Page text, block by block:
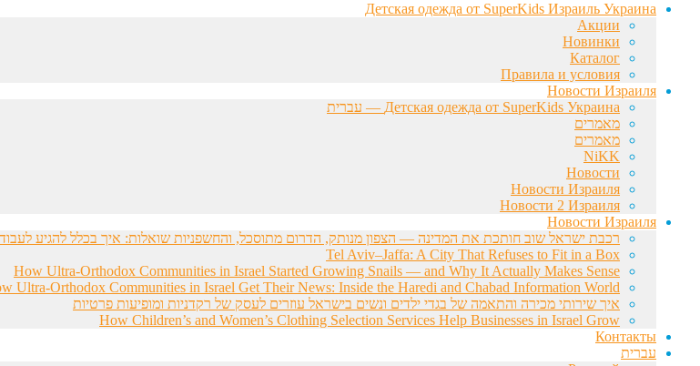
Детская одежда от SuperKids Израиль Украина
Акции
Новинки
Каталог
Правила и условия
Новости Израиля
Детская одежда от SuperKids Украина — עברית
מאמרים
מאמרים
NiKK
Новости
Новости Израиля
Новости 2 Израиля
Новости Израиля
רכבת ישראל שוב חותכת את המדינה — הצפון מנותק, הדרום מתוסכל, והחשפניות שואלות: איך בכלל להגיע
Tel Aviv–Jaffa: A City That Refuses to Fit in a Box
How Ultra-Orthodox Communities in Israel Started Growing Snails — and Why It Actually Makes Sense
Ultra-Orthodox Communities in Israel Get Their News: Inside the Haredi and Chabad Information World
איך שירותי מכירה והתאמה של בגדי ילדים ונשים בישראל עוזרים לעסק של רקדניות ומופיעות פרטיות
How Children’s and Women’s Clothing Selection Services Help Businesses in Israel Grow
Контакты
עברית